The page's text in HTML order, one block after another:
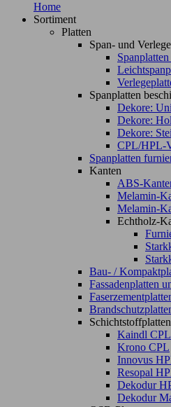
Home
Sortiment
Platten
Span- und
Spanplatten
Dekore: Uni
Dekore:
Dekore:
CPL/HPL-
Spanplatten
Kanten
ABS-
Melamin-
Melamin-
Echtholz-
Bau- /
Fassadenplatten
Schichtstoffplatten
Kaindl CPL
Krono CPL
Innovus
Resopal
Dekodur
Dekodur